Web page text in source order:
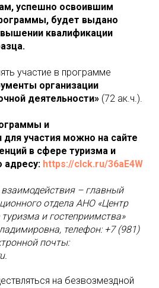
успешно освоившим
будет выдано
квалификации
участие в программе
организации
деятельности» (72 ак.ч.).
и
для участия можно на сайте
в сфере туризма и
адресу: https://clck.ru/36aE4W
– главный
отдела АНО «Центр
и гостеприимства»
телефон: +7 (981)
почты:
на безвозмездной